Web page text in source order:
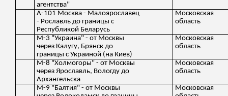
агентства"
А-101 Москва - Малоярославец
- Рославль до границы с
Республикой Беларусь
Московская
область
М-3 "Украина" - от Москвы
через Калугу, Брянск до
границы с Украиной (на Киев)
Московская
область
М-8 "Холмогоры" - от Москвы
через Ярославль, Вологду до
Архангельска
Московская
область
М-9 "Балтия" - от Москвы
Московская